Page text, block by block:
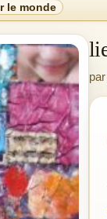
le monde
par